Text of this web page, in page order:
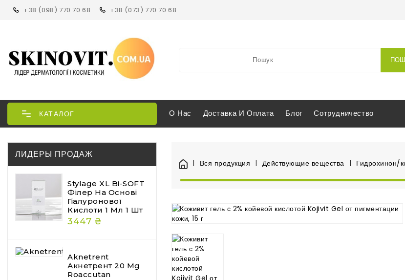
+38 (098) 770 70 68 +38 (073) 770 70 68
КАТАЛОГ О Нас Доставка И Оплата Блог Сотрудничество
ЛИДЕРЫ ПРОДАЖ
Stylage XL Bi-SOFT
Філер На Основі
Гіалуронової
Кислоти 1 Мл 1 Шт
3447 ₴
Aknetrent
Акнетрент 20 Mg
Roaccutan
Вся продукция Действующие вещества Гидрохинон/